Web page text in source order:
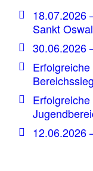
18.07.2026
Sankt
30.06.2026
12.06.2026